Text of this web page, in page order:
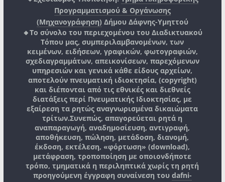
Προγραμματισμού & Οργάνωσης
(Μηχανογράφηση) Δήμου Δάφνης-Υμηττού
🔸Το σύνολο του περιεχομένου του Διαδικτυακού
Τόπου μας, συμπεριλαμβανομένων, των
κειμένων, ειδήσεων, γραφικών, φωτογραφιών,
σχεδιαγραμμάτων, απεικονίσεων, παρεχόμενων
υπηρεσιών και γενικά κάθε είδους αρχείων,
αποτελούν πνευματική ιδιοκτησία, (copyright)
και διέπονται από τις εθνικές και διεθνείς
διατάξεις περί Πνευματικής Ιδιοκτησίας, με
εξαίρεση τα ρητώς αναγνωρισμένα δικαιώματα
τρίτων.Συνεπώς, απαγορεύεται ρητά η
αναπαραγωγή, αναδημοσίευση, αντιγραφή,
αποθήκευση, πώληση, μετάδοση, διανομή,
έκδοση, εκτέλεση, «φόρτωση» (download),
μετάφραση, τροποποίηση με οποιονδήποτε
τρόπο, τμηματικά η περιληπτικά χωρίς τη ρητή
προηγούμενη έγγραφη συναίνεση του dafni-